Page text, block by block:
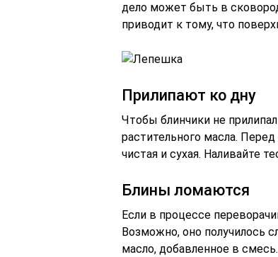
дело может быть в
приводит к тому, что
Прилипают ко дну
Чтобы блинчики не
растительного масла.
чистая и сухая. Наливайте
Блины ломаются
Если в процессе
Возможно, оно получилось
масло, добавленное в смесь.